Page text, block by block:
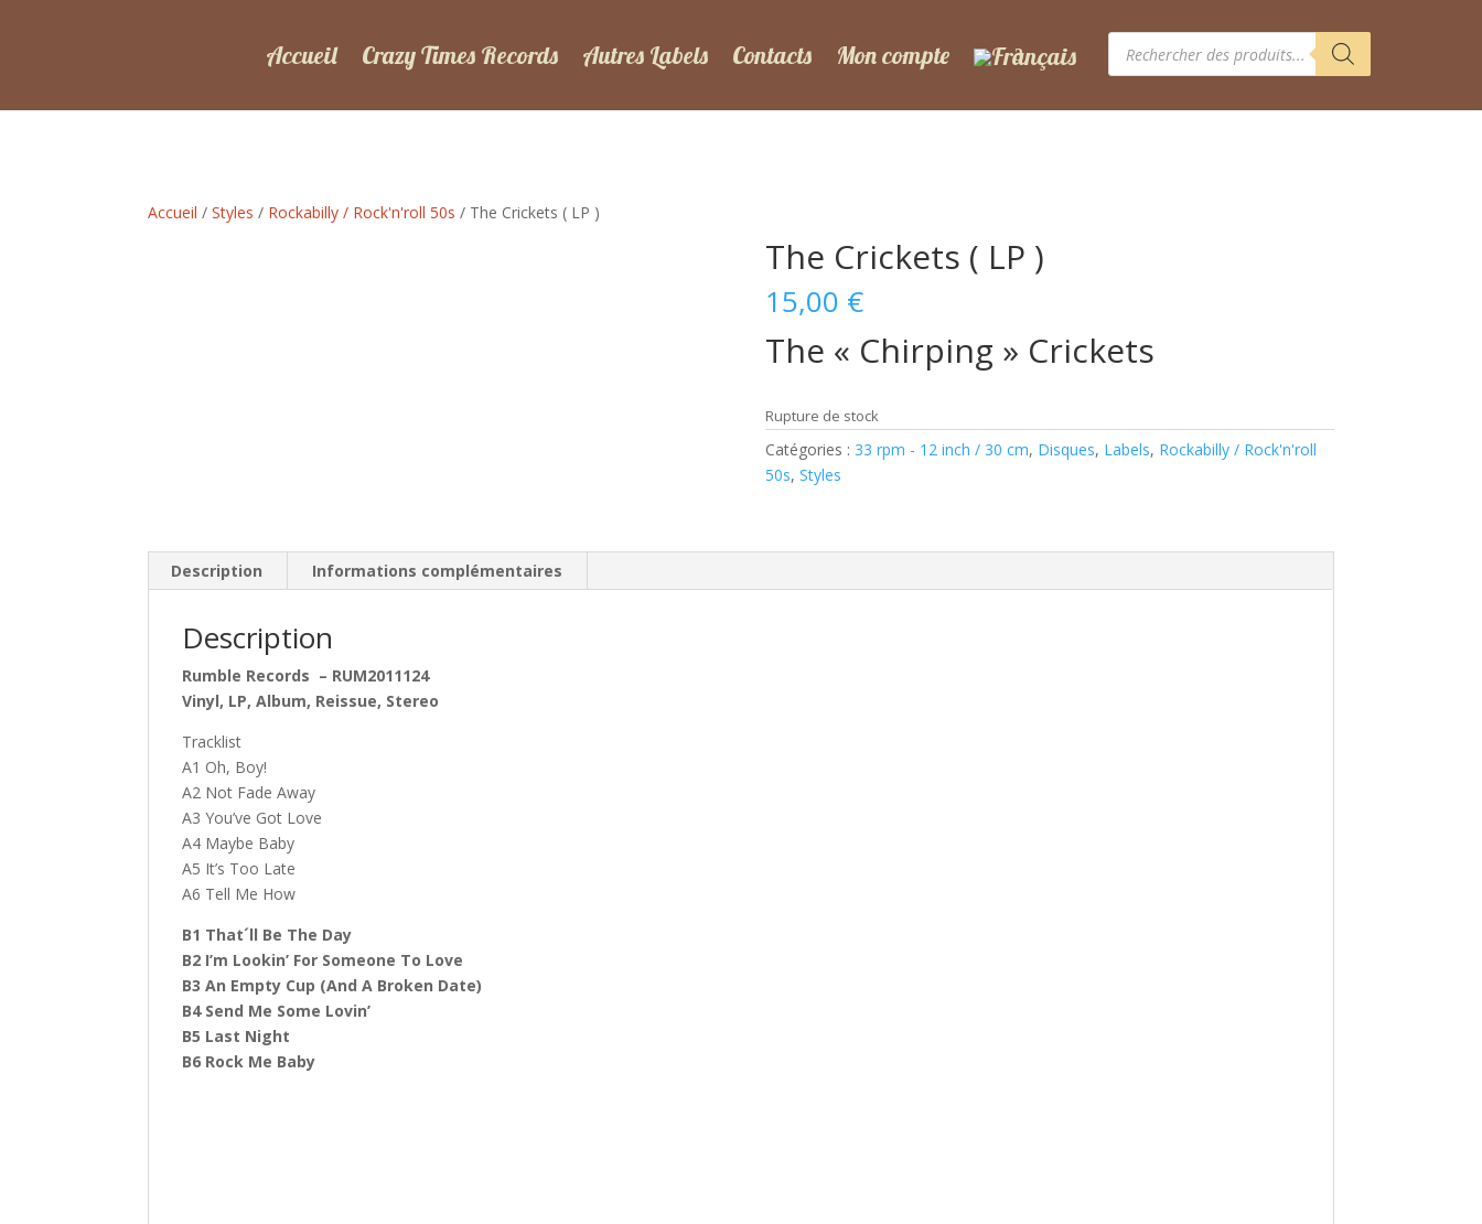
Accueil Crazy Times Records Autres Labels Contacts Mon compte
Recherche
produits
Accueil /Styles / Rockabilly / Rock'n'roll 50s / The Crickets ( LP )
The Crickets ( LP )
15,00 €
The « Chirping » Crickets
Rupture de stock
Catégories : 33 rpm - 12 inch / 30 cm, Disques, Labels, Rockabilly / Rock'n'roll
50s, Styles
Description Informations complémentaires
Description
Rumble Records ‎– RUM2011124
Vinyl, LP, Album, Reissue, Stereo
Tracklist
A1 Oh, Boy!
A2 Not Fade Away
A3 You’ve Got Love
A4 Maybe Baby
A5 It’s Too Late
A6 Tell Me How
B1 That´ll Be The Day
B2 I’m Lookin’ For Someone To Love
B3 An Empty Cup (And A Broken Date)
B4 Send Me Some Lovin’
B5 Last Night
B6 Rock Me Baby